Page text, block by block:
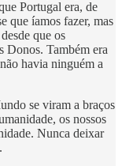
Portugal era, de
que íamos fazer, mas
que os
Donos. Também era
havia ninguém a
se viram a braços
os nossos
Nunca deixar